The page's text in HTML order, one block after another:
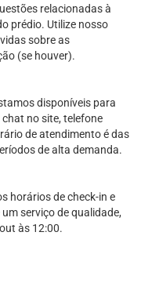
relacionadas à
prédio. Utilize nosso
sobre as
(se houver).
disponíveis para
no site, telefone
de atendimento é das
de alta demanda.
horários de check-in e
serviço de qualidade,
às 12:00.